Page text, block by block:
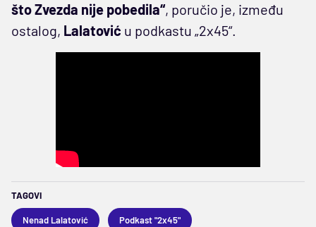
što Zvezda nije pobedila“, poručio je, između
ostalog, Lalatović u podkastu „2x45“.
TAGOVI
Nenad Lalatović Podkast "2x45"